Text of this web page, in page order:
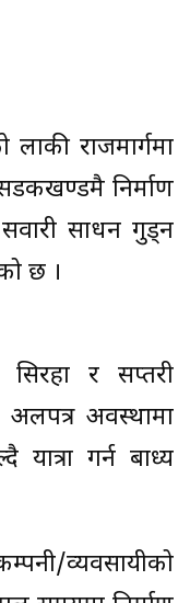
राजमार्गमा
निर्माण
साधन गुड्न
छ ।
सिरहा र सप्तरी
अवस्थामा
गर्न बाध्य
व्यवसायीको